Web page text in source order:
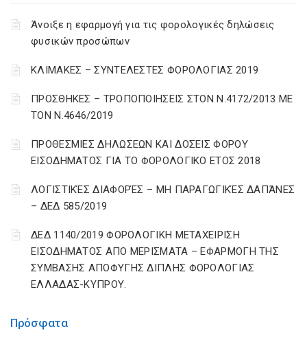
Πρόσφατα
Άνοιξε η εφαρμογή για τις φορολογικές δηλώσεις
φυσικών προσώπων
ΚΛΙΜΑΚΕΣ – ΣΥΝΤΕΛΕΣΤΕΣ ΦΟΡΟΛΟΓΙΑΣ 2019
ΠΡΟΣΘΗΚΕΣ – ΤΡΟΠΟΠΟΙΗΣΕΙΣ ΣΤΟΝ Ν.4172/2013 ΜΕ
ΤΟΝ Ν.4646/2019
ΠΡΟΘΕΣΜΙΕΣ ΔΗΛΩΣΕΩΝ ΚΑΙ ΔΟΣΕΙΣ ΦΟΡΟΥ
ΕΙΣΟΔΗΜΑΤΟΣ ΓΙΑ ΤΟ ΦΟΡΟΛΟΓΙΚΟ ΕΤΟΣ 2018
ΛΟΓΙΣΤΙΚΈΣ ΔΙΑΦΟΡΈΣ – ΜΗ ΠΑΡΑΓΩΓΙΚΈΣ ΔΑΠΆΝΕΣ
– ΔΕΔ 585/2019
ΔΕΔ 1140/2019 ΦΟΡΟΛΟΓΙΚΗ ΜΕΤΑΧΕΙΡΙΣΗ
ΕΙΣΟΔΗΜΑΤΟΣ ΑΠΟ ΜΕΡΙΣΜΑΤΑ – ΕΦΑΡΜΟΓΗ ΤΗΣ
ΣΥΜΒΑΣΗΣ ΑΠΟΦΥΓΗΣ ΔΙΠΛΗΣ ΦΟΡΟΛΟΓΙΑΣ
ΕΛΛΑΔΑΣ-ΚΥΠΡΟΥ.